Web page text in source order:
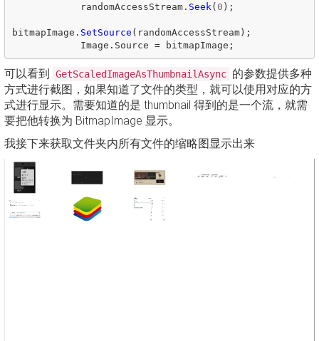
randomAccessStream. Seek ( 0 );
bitmapImage . SetSource ( randomAccessStream);
Image . Source = bitmapImage ;
可以看到 GetScaledImageAsThumbnailAsync 的参数提供多种
方式进行截图，如果知道了文件的类型，就可以使用对应的方
式进行显示。需要知道的是 thumbnail 得到的是一个流，就需
要把他转换为 BitmapImage 显示。
我接下来获取文件夹内所有文件的缩略图显示出来